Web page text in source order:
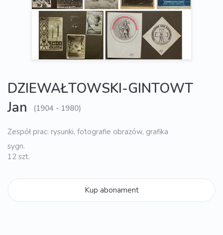
DZIEWAŁTOWSKI-GINTOWT
Jan
(1904 - 1980)
Zespół prac: rysunki, fotografie obrazów, grafika
sygn.
12 szt.
Kup abonament